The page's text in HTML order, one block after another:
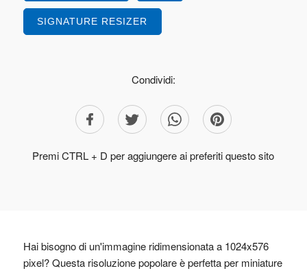
SIGNATURE RESIZER
Condividi:
Premi CTRL + D per aggiungere ai preferiti questo sito
Hai bisogno di un'immagine ridimensionata a 1024x576
pixel? Questa risoluzione popolare è perfetta per miniature